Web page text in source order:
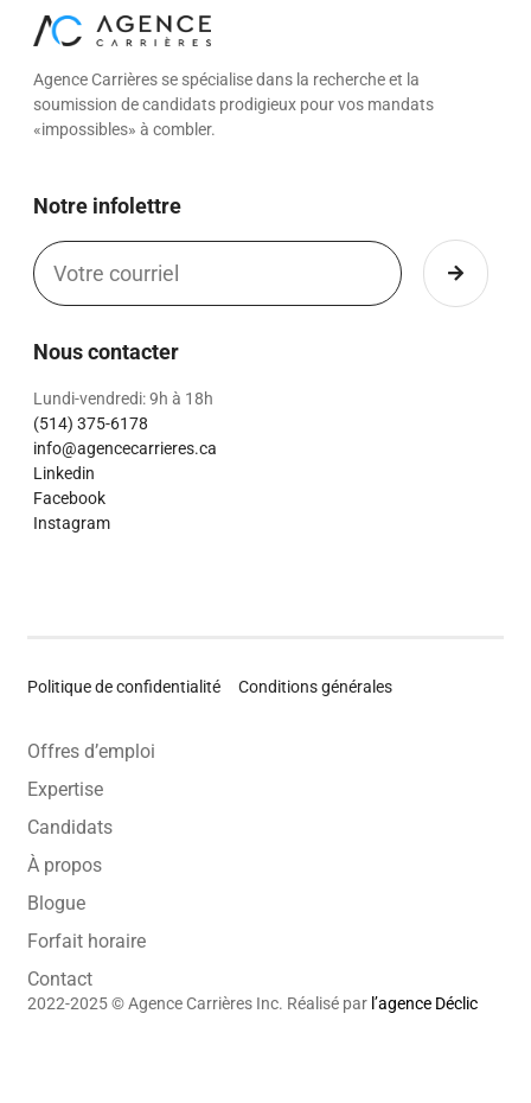
Agence Carrières se spécialise dans la recherche et la
soumission de candidats prodigieux pour vos mandats
«impossibles» à combler.
Notre infolettre
Nous contacter
Lundi-vendredi: 9h à 18h
(514) 375-6178
info@agencecarrieres.ca
Linkedin
Facebook
Instagram
2022-2025 © Agence Carrières Inc. Réalisé par l’agence Déclic
Politique de confidentialité Conditions générales
Offres d’emploi
Expertise
Candidats
À propos
Blogue
Forfait horaire
Contact